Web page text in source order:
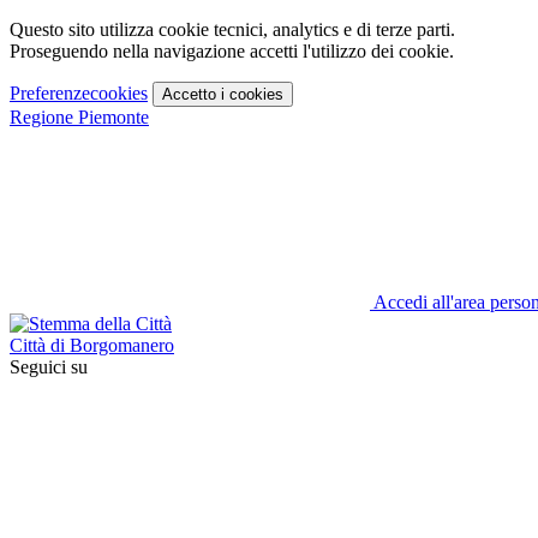
Questo sito utilizza cookie tecnici, analytics e di terze parti.
Proseguendo nella navigazione accetti l'utilizzo dei cookie.
Preferenzecookies Accetto i cookies
Regione Piemonte
Accedi all'area
Città di Borgomanero
Seguici su